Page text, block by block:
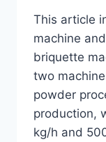
This article
machine
briquette
two
powder
production,
kg/h and